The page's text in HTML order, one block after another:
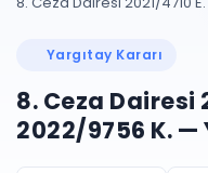
UYAP Evrak
Entegrasyonu
UETS
Tebligatları
Ücretsiz
Yargıtay Kararı
8. Ceza Dairesi
2022/9756 K. —